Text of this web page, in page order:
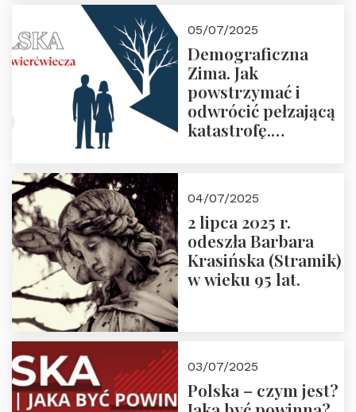
05/07/2025
Demograficzna
Zima. Jak
powstrzymać i
odwrócić pełzającą
katastrofę.
Nowego
Ćwierćwiecza”
04/07/2025
2 lipca 2025 r.
odeszła Barbara
Krasińska (Stramik)
w wieku 95 lat.
03/07/2025
Polska – czym jest?